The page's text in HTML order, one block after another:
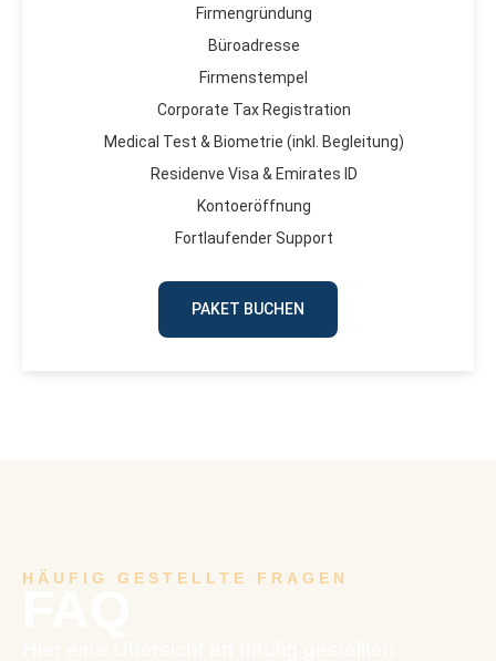
Firmengründung
Büroadresse
Firmenstempel
Corporate Tax Registration
Medical Test & Biometrie (inkl. Begleitung)
Residenve Visa & Emirates ID
Kontoeröffnung
Fortlaufender Support
PAKET BUCHEN
HÄUFIG GESTELLTE FRAGEN